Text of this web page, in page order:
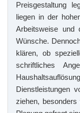
Preisgestaltung
liegen in der
Arbeitsweise und
Wünsche.
klären, ob
schriftliches
Dienstleistungen
ziehen,